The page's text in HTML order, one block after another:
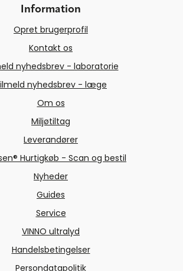
Information
Opret brugerprofil
Kontakt os
nyhedsbrev - laboratorie
nyhedsbrev - læge
Om os
Miljøtiltag
Leverandører
Hurtigkøb - Scan og bestil
Nyheder
Guides
Service
VINNO ultralyd
Handelsbetingelser
Persondatapolitik